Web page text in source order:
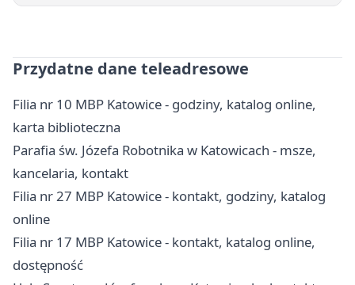
Przydatne dane teleadresowe
Filia nr 10 MBP Katowice - godziny, katalog online,
karta biblioteczna
Parafia św. Józefa Robotnika w Katowicach - msze,
kancelaria, kontakt
Filia nr 27 MBP Katowice - kontakt, godziny, katalog
online
Filia nr 17 MBP Katowice - kontakt, katalog online,
dostępność